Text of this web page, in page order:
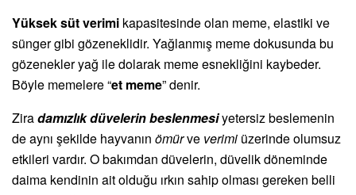
Yüksek süt verimi kapasitesinde olan meme, elastiki ve
sünger gibi gözeneklidir. Yağlanmış meme dokusunda bu
gözenekler yağ ile dolarak meme esnekliğini kaybeder.
Böyle memelere “et meme” denir.
Ziradamızlık düvelerin beslenmesiyetersiz beslemenin
de aynı şekilde hayvanın ömürve verimi üzerinde olumsuz
etkileri vardır. O bakımdan düvelerin, düvelik döneminde
daima kendinin ait olduğu ırkın sahip olması gereken belli